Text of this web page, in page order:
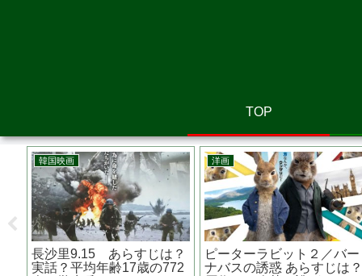
TOP
洋画
ギャング・オブ・ニューヨ
ーク あらすじは？内容か
韓国映画
SEOBOK/ソボク あらすじ
は？監督は？主演の作品